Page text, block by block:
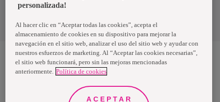
Términos y condiciones
Nosotras, una marca de Essity - una compañía global líder en
mundo, utilizan nuestros productos, servicios y soluciones. Nuestro
propósito es romper barreras por el bienestar en beneficio de
consumidores, pacientes, cuidadores, clientes y la sociedad en
personalizada!
Al hacer clic en “Aceptar todas las cookies”, acepta el
almacenamiento de cookies en su dispositivo para mejorar la
navegación en el sitio web, analizar el uso del sitio web y ayudar con
nuestros esfuerzos de marketing. Al “Aceptar las cookies necesarias”,
el sitio web funcionará, pero sin las mejoras mencionadas
anteriormente. Política de cookies
ACEPTAR